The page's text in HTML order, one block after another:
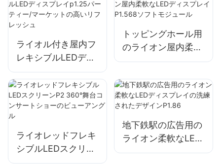
/DJ
ライオル付き屋内フ
レキシブルLEDディ
スプレイp1.25パー
ティー/マーケット
の高いリフレッシュ
トッピングホール用
のライオン屋内柔軟
なLEDディスプレイ
ール
ライオレッドフレキ
シブルLEDスクリー
ンP2 360°舞台コン
地下鉄駅の広告用の
ライオン柔軟なLED
ディスプレイの洗練